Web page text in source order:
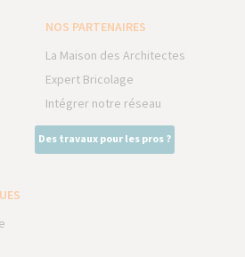
NOS PARTENAIRES
La Maison des Architectes
Expert Bricolage
Intégrer notre réseau
Des travaux pour les pros ?